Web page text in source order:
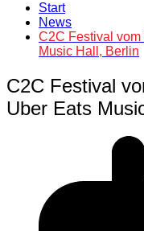
Start
News
C2C Festival
Music Hall, Berlin
C2C Festival
Uber Eats